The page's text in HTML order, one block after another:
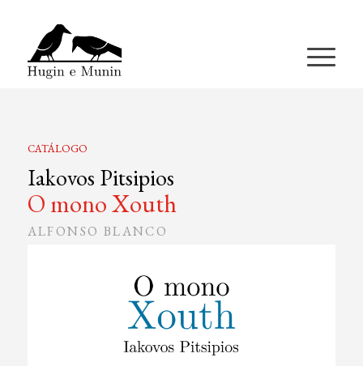
CATÁLOGO
Iakovos Pitsipios
O mono Xouth
ALFONSO BLANCO